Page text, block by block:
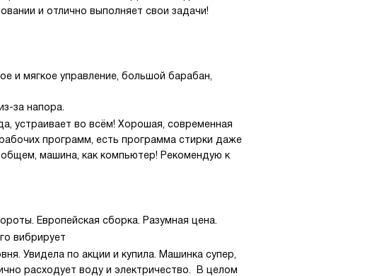
и отлично выполняет свои задачи!
и мягкое управление, большой барабан,
за напора.
устраивает во всём! Хорошая, современная
программ, есть программа стирки даже
машина, как компьютер! Рекомендую к
Европейская сборка. Разумная цена.
вибрирует
Увидела по акции и купила. Машинка супер,
расходует воду и электричество. В целом